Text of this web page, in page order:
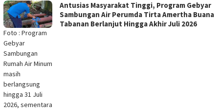
Foto : Program
Gebyar
Sambungan
Rumah Air Minum
masih
berlangsung
hingga 31 Juli
2026, sementara
Antusias Masyarakat Tinggi, Program Gebyar
Sambungan Air Perumda Tirta Amertha Buana
Tabanan Berlanjut Hingga Akhir Juli 2026